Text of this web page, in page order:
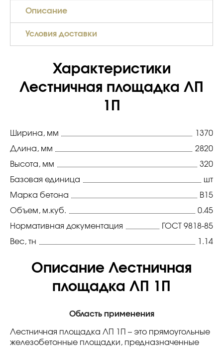
Описание
Условия доставки
Характеристики
Лестничная площадка ЛП
1П
Ширина, мм
1370
Длина, мм
2820
Высота, мм
320
Базовая единица
шт
Марка бетона
В15
Объем, м.куб.
0.45
Нормативная документация
ГОСТ 9818-85
Вес, тн
1.14
Описание Лестничная
площадка ЛП 1П
Область применения
Лестничная площадка ЛП 1П – это прямоугольные
железобетонные площадки, предназначенные